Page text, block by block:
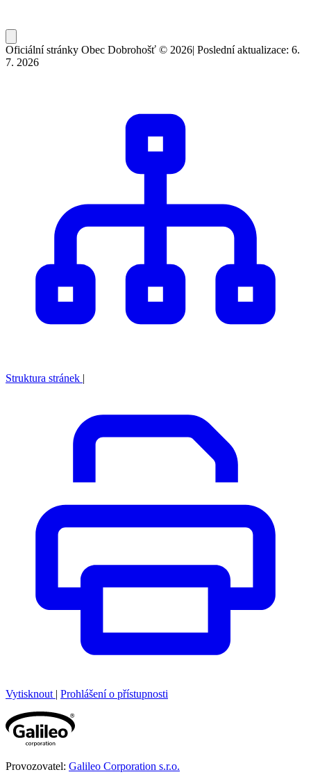
Oficiální stránky Obec Dobrohošť © 2026| Poslední aktualizace: 6.
7. 2026
Struktura stránek |
Vytisknout | Prohlášení o přístupnosti
Provozovatel: Galileo Corporation s.r.o.